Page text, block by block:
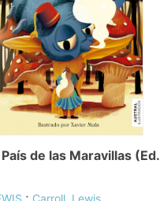
de las Maravillas (Ed.
; Carroll, Lewis